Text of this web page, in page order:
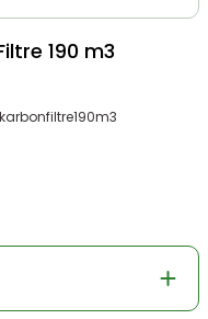
190 m3